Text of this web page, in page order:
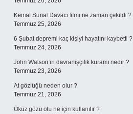
Kemal Sunal Davacı filmi ne zaman çekildi ?
Temmuz 25, 2026
6 Şubat depremi kaç kişiyi hayatını kaybetti ?
Temmuz 24, 2026
John Watson’ın davranışçılık kuramı nedir ?
Temmuz 23, 2026
At gözlüğü neden olur ?
Temmuz 21, 2026
Öküz gözü otu ne için kullanılır ?